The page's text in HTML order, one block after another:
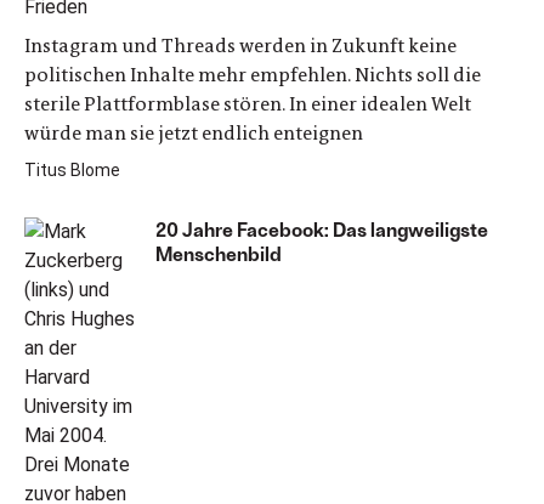
Instagram und Threads werden in Zukunft keine
politischen Inhalte mehr empfehlen. Nichts soll die
sterile Plattformblase stören. In einer idealen Welt
würde man sie jetzt endlich enteignen
Titus Blome
20 Jahre Facebook: Das langweiligste
Menschenbild